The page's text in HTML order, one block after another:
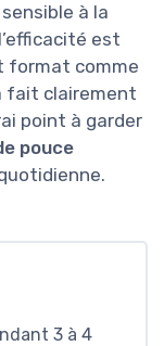
à la
est
format comme
fait clairement
point à garder
pouce
3 à 4